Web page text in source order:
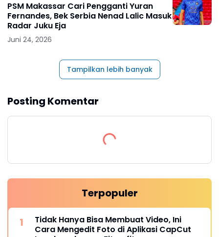
PSM Makassar Cari Pengganti Yuran
Fernandes, Bek Serbia Nenad Lalic Masuk
Radar Juku Eja
Juni 24, 2026
Tampilkan lebih banyak
Posting Komentar
Terpopuler
Tidak Hanya Bisa Membuat Video, Ini
Cara Mengedit Foto di Aplikasi CapCut